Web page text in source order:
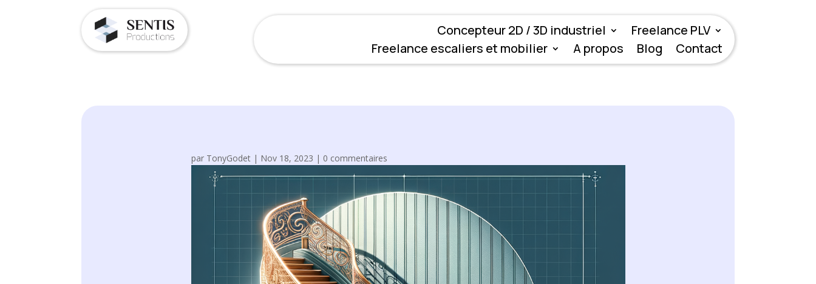
Concepteur 2D / 3D industriel
Freelance PLV
Freelance escaliers et mobilier
A propos Blog Contact
par TonyGodet| Nov 18, 2023 | 0 commentaires